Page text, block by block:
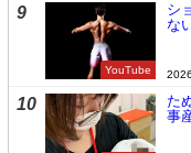
9
YouTube
シ
な
10
た
事